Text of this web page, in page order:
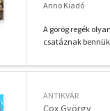
Anno Kiadó
A görög regék
csatáznak
ANTIKVÁR
Cox György